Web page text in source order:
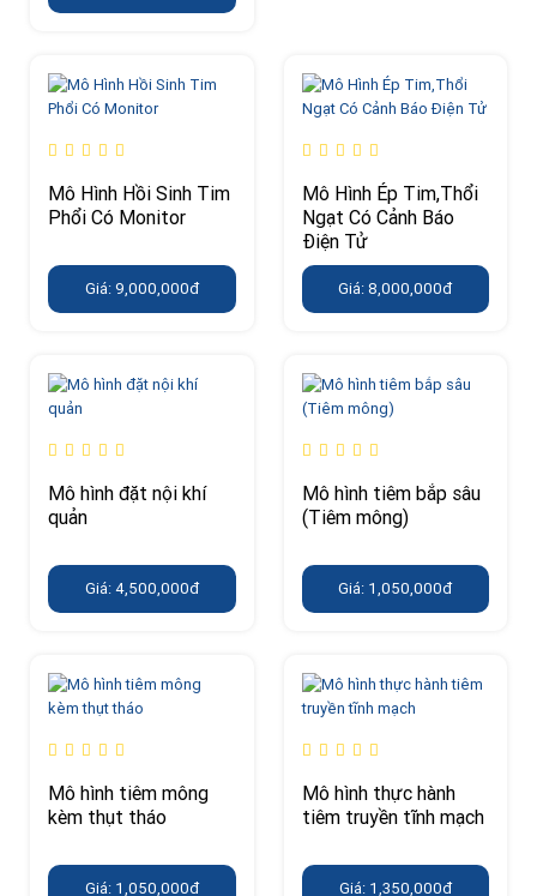
Mô Hình Hồi Sinh Tim
Phổi Có Monitor
Giá: 9,000,000đ
Mô Hình Ép Tim,Thổi
Ngạt Có Cảnh Báo
Điện Tử
Giá: 8,000,000đ
Mô hình đặt nội khí
quản
Giá: 4,500,000đ
Mô hình tiêm bắp sâu
(Tiêm mông)
Giá: 1,050,000đ
Mô hình tiêm mông
kèm thụt tháo
Giá: 1,050,000đ
Mô hình thực hành
tiêm truyền tĩnh mạch
Giá: 1,350,000đ